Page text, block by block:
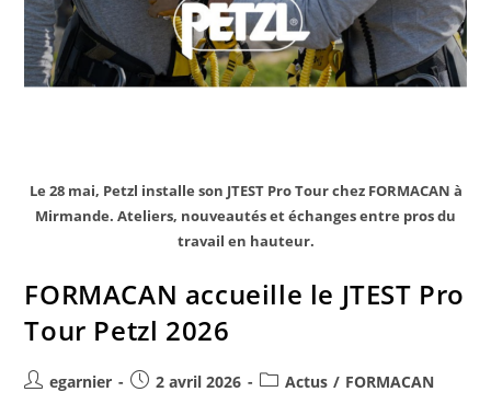
Le 28 mai, Petzl installe son JTEST Pro Tour chez FORMACAN à
Mirmande. Ateliers, nouveautés et échanges entre pros du
travail en hauteur.
FORMACAN accueille le JTEST Pro
Tour Petzl 2026
egarnier 2 avril 2026 Actus / FORMACAN